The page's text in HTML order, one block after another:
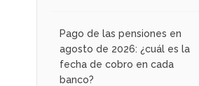
Pago de las pensiones en
agosto de 2026: ¿cuál es la
fecha de cobro en cada
banco?